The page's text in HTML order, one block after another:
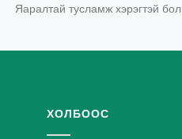
Яаралтай тусламж хэрэгтэй бол
ХОЛБООС